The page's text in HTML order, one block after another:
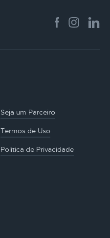
Seja um Parceiro
Termos de Uso
Politica de Privacidade